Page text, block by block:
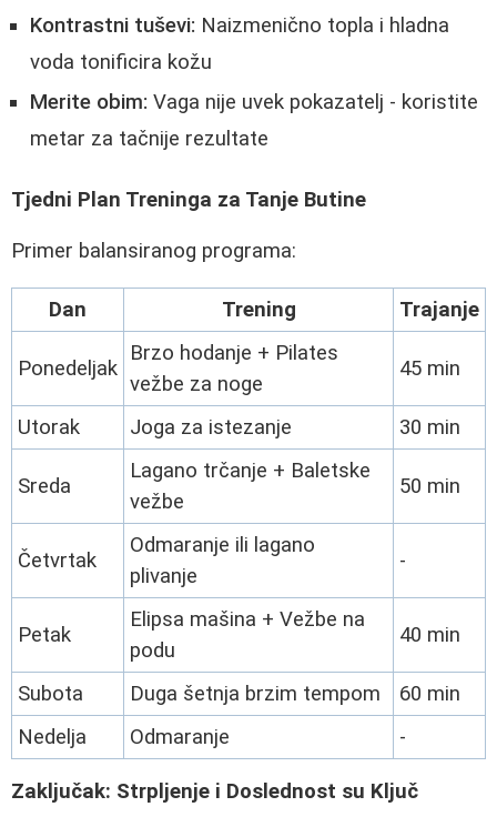
Kontrastni tuševi: Naizmenično topla i hladna
voda tonificira kožu
Merite obim: Vaga nije uvek pokazatelj - koristite
metar za tačnije rezultate
Tjedni Plan Treninga za Tanje Butine
Primer balansiranog programa:
Dan Trening Trajanje
Ponedeljak
Brzo hodanje + Pilates
vežbe za noge
45 min
Utorak Joga za istezanje 30 min
Sreda
Lagano trčanje + Baletske
vežbe
50 min
Četvrtak
Odmaranje ili lagano
plivanje
-
Petak
Elipsa mašina + Vežbe na
podu
40 min
Subota Duga šetnja brzim tempom
60 min
Nedelja
Odmaranje -
Zaključak: Strpljenje i Doslednost su Ključ